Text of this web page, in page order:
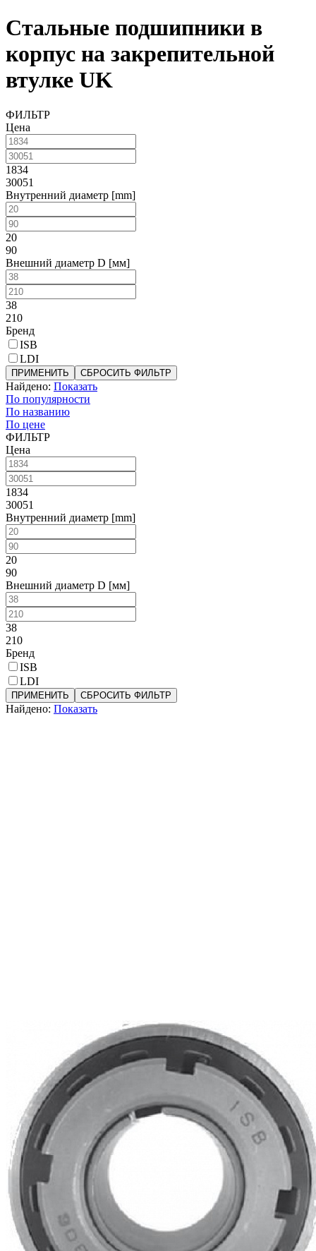
Стальные подшипники в
корпус на закрепительной
втулке UK
ФИЛЬТР
Цена
1834
30051
Внутренний диаметр [mm]
20
90
Внешний диаметр D [мм]
38
210
Бренд
ISB
LDI
ПРИМЕНИТЬ СБРОСИТЬ ФИЛЬТР
Найдено: Показать
По популярности
По названию
По цене
ФИЛЬТР
Цена
1834
30051
Внутренний диаметр [mm]
20
90
Внешний диаметр D [мм]
38
210
Бренд
ISB
LDI
ПРИМЕНИТЬ СБРОСИТЬ ФИЛЬТР
Найдено: Показать